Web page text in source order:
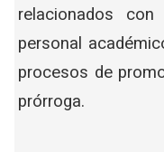
relacionados
personal
procesos de
prórroga.